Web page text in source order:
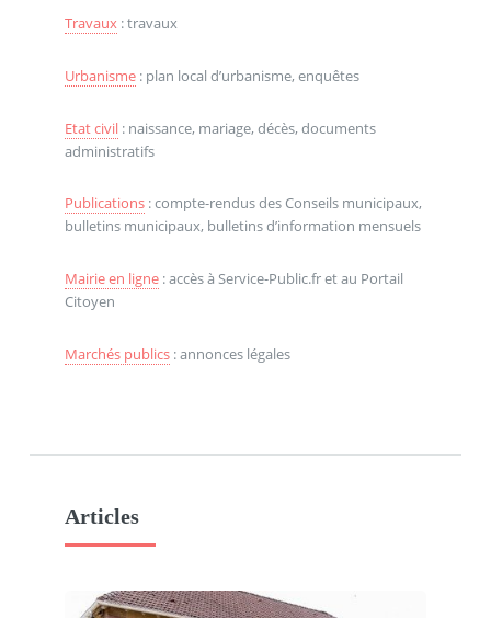
Travaux: travaux
Urbanisme: plan local d’urbanisme, enquêtes
Etat civil: naissance, mariage, décès, documents
administratifs
Publications: compte-rendus des Conseils municipaux,
bulletins municipaux, bulletins d’information mensuels
Mairie en ligne: accès à Service-Public.fr et au Portail
Citoyen
Marchés publics: annonces légales
Articles